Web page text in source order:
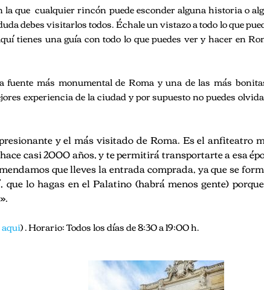
que cualquier rincón puede esconder alguna historia o
debes visitarlos todos. Échale un vistazo a todo lo que
tienes una guía con todo lo que puedes ver y hacer en
fuente más monumental de Roma y una de las más
experiencia de la ciudad y por supuesto no puedes
y el más visitado de Roma. Es el anfiteatro
casi 2000 años, y te permitirá transportarte a esa
que lleves la entrada comprada, ya que se
lo hagas en el Palatino (habrá menos gente)
aqui) . Horario: Todos los días de 8:30 a 19:00 h.